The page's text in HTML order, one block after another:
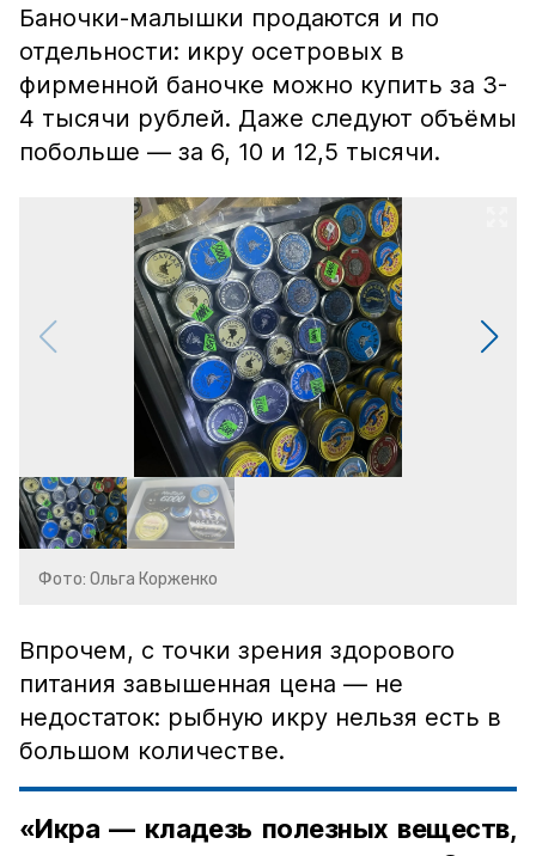
Баночки-малышки продаются и по
отдельности: икру осетровых в
фирменной баночке можно купить за 3-
4 тысячи рублей. Даже следуют объёмы
побольше — за 6, 10 и 12,5 тысячи.
Фото: Ольга Корженко
Впрочем, с точки зрения здорового
питания завышенная цена — не
недостаток: рыбную икру нельзя есть в
большом количестве.
«Икра — кладезь полезных веществ,